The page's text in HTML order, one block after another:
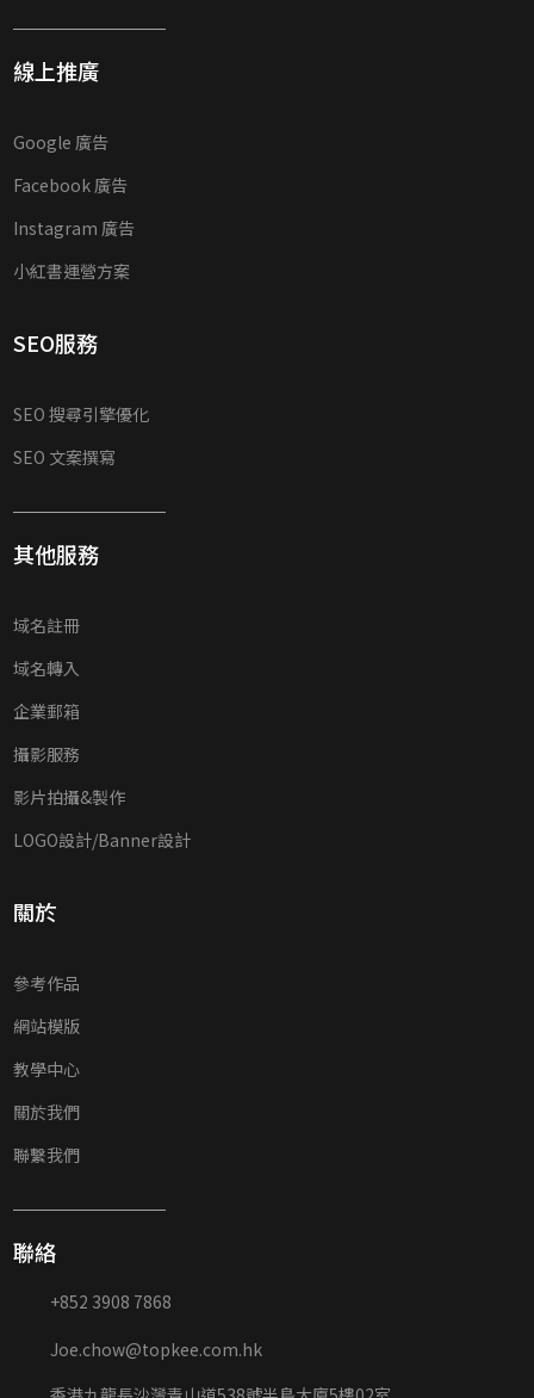
線上推廣
Google 廣告
Facebook 廣告
Instagram 廣告
小紅書運營方案
SEO服務
SEO 搜尋引擎優化
SEO 文案撰寫
其他服務
域名註冊
域名轉入
企業郵箱
攝影服務
影片拍攝&製作
LOGO設計/Banner設計
關於
參考作品
網站模版
教學中心
關於我們
聯繫我們
聯絡
+852 3908 7868
Joe.chow@topkee.com.hk